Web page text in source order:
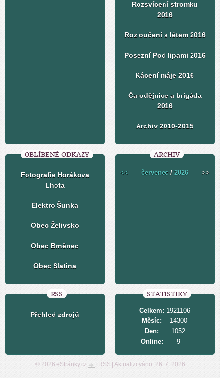
Rozsvícení stromku
2016
Rozloučení s létem 2016
Posezní Pod lipami 2016
Kácení máje 2016
Čarodějnice a brigáda
2016
Archiv 2010-2015
OBLÍBENÉ ODKAZY
Fotografie Horákova
Lhota
Elektro Šunka
Obec Želivsko
Obec Brněnec
Obec Slatina
ARCHIV
<< červenec /2026 >>
RSS
Přehled zdrojů
STATISTIKY
Online: 9
Celkem: 1921106
Měsíc:
14300
Den:
1052
© 2026 eStránky.cz RSS| Aktualizováno: 26. 7. 2026